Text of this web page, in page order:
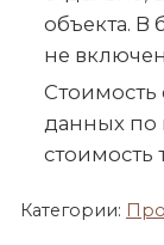
объекта. В
не
Стоимость
данных по
стоимость
Категории: